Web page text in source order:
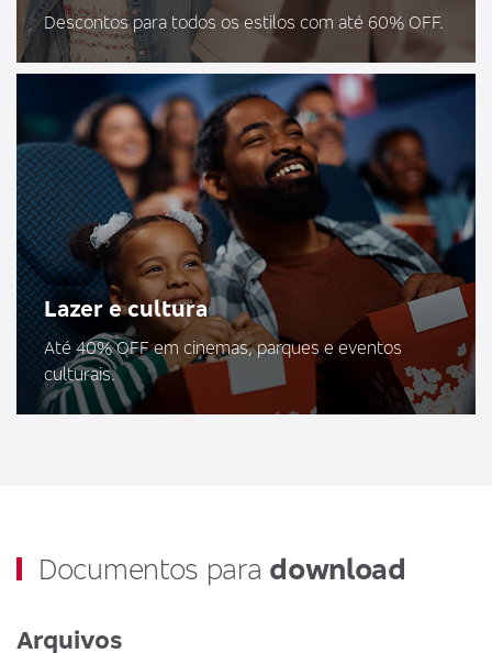
Descontos para todos os estilos com até 60% OFF.
Lazer e cultura
Até 40% OFF em cinemas, parques e eventos
culturais.
Documentos para download
Arquivos